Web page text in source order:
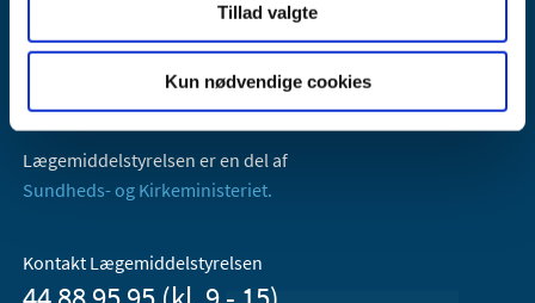
Tillad valgte
Kun nødvendige cookies
Axel Heides Gade 1
2300 København S
Email:dkma@dkma.dk
Lægemiddelstyrelsen er en del af
Sundheds- og Kirkeministeriet.
Kontakt Lægemiddelstyrelsen